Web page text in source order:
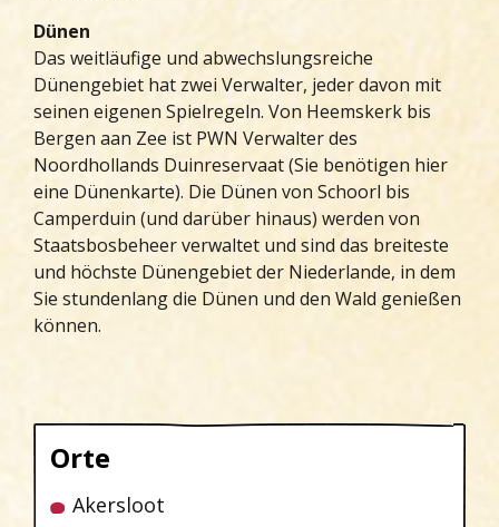
Orte
Akersloot
Dünen
Das weitläufige und abwechslungsreiche
Dünengebiet hat zwei Verwalter, jeder davon mit
seinen eigenen Spielregeln. Von Heemskerk bis
Bergen aan Zee ist PWN Verwalter des
Noordhollands Duinreservaat (Sie benötigen hier
eine Dünenkarte). Die Dünen von Schoorl bis
Camperduin (und darüber hinaus) werden von
Staatsbosbeheer verwaltet und sind das breiteste
und höchste Dünengebiet der Niederlande, in dem
Sie stundenlang die Dünen und den Wald genießen
können.